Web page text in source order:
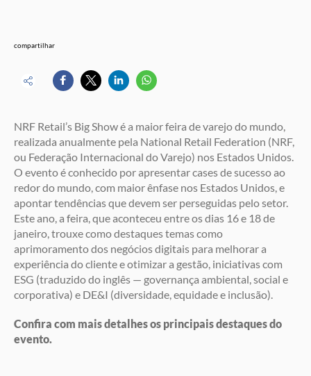
compartilhar
NRF Retail’s Big Show é a maior feira de varejo do mundo,
realizada anualmente pela National Retail Federation (NRF,
ou Federação Internacional do Varejo) nos Estados Unidos.
O evento é conhecido por apresentar cases de sucesso ao
redor do mundo, com maior ênfase nos Estados Unidos, e
apontar tendências que devem ser perseguidas pelo setor.
Este ano, a feira, que aconteceu entre os dias 16 e 18 de
janeiro, trouxe como destaques temas como
aprimoramento dos negócios digitais para melhorar a
experiência do cliente e otimizar a gestão, iniciativas com
ESG (traduzido do inglês — governança ambiental, social e
corporativa) e DE&I (diversidade, equidade e inclusão).
Confira com mais detalhes os principais destaques do
evento.